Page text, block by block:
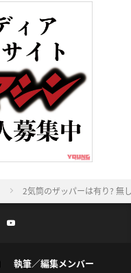
2気筒のザッパーは有り? 無
執筆／編集メンバー